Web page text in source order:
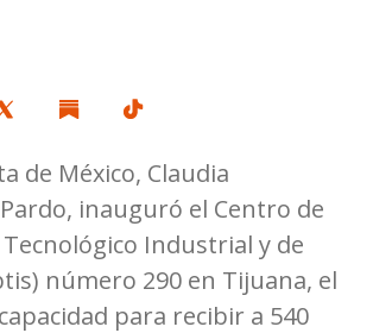
de México, Claudia
inauguró el Centro de
Industrial y de
número 290 en Tijuana, el
para recibir a 540